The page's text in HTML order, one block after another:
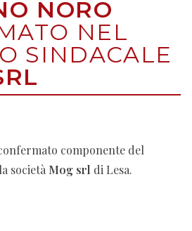
NORO
NEL
SINDACALE
componente del
società Mog srl di Lesa.